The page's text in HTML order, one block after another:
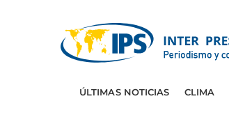
ÚLTIMAS NOTICIAS CLIMA